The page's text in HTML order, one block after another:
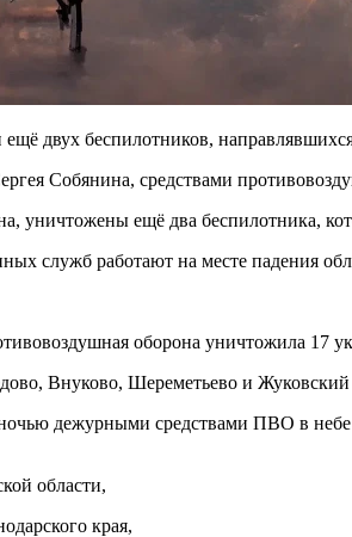
двух беспилотников,
Собянина, средствами
уничтожены ещё два беспилотника,
служб работают на месте падения
оборона уничтожила 17
Внуково, Шереметьево и
дежурными средствами ПВО в небе
области,
края,